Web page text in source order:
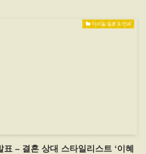
아이돌 결혼 & 연애
– 결혼 상대 스타일리스트 ‘이혜